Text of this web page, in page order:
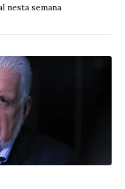
nesta semana